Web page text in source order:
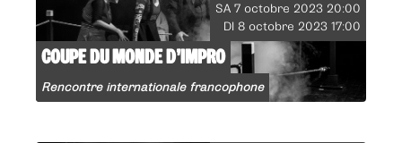
SA 7 octobre 2023 20:00
DI 8 octobre 2023 17:00
COUPE DU MONDE D’IMPRO
Rencontre internationale francophone